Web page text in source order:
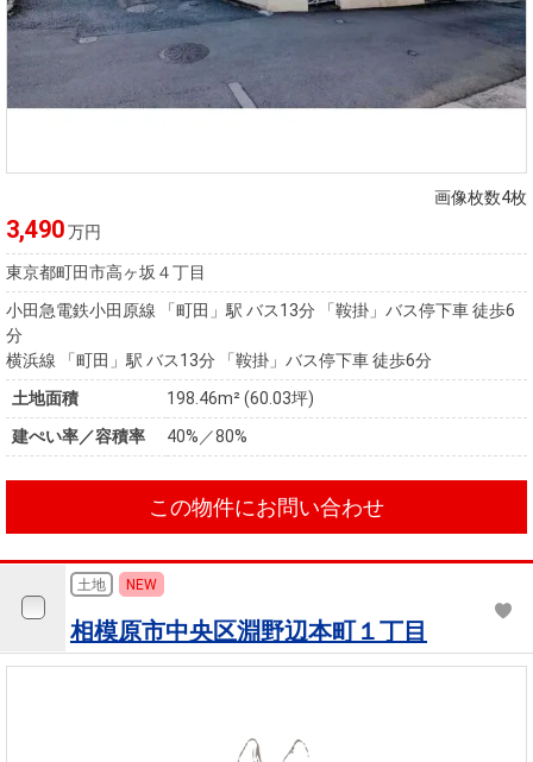
画像枚数4枚
3,490万円
東京都町田市高ヶ坂４丁目
小田急電鉄小田原線 「町田」駅 バス13分 「鞍掛」バス停下車 徒歩6
分
横浜線 「町田」駅 バス13分 「鞍掛」バス停下車 徒歩6分
土地面積
198.46m² (60.03坪)
建ぺい率／容積率
40%／80%
この物件にお問い合わせ
土地 NEW
相模原市中央区淵野辺本町１丁目